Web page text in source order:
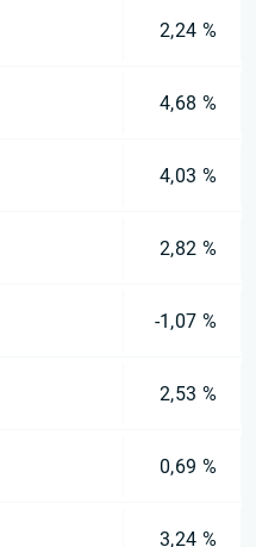
2,24 %
4,68 %
4,03 %
2,82 %
-1,07 %
2,53 %
0,69 %
3,24 %